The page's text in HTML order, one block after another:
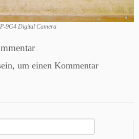
9G4 Digital Camera
um einen Kommentar